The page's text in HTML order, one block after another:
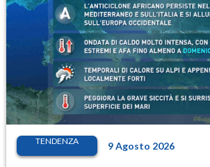
TENDENZA 9 Agosto 2026